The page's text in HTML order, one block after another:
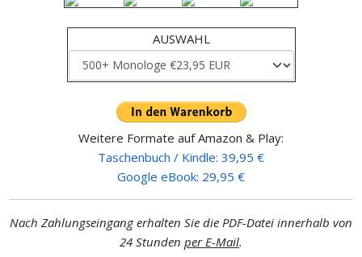
AUSWAHL
Weitere Formate auf Amazon & Play:
Taschenbuch / Kindle: 39,95 €
Google eBook: 29,95 €
Nach Zahlungseingang erhalten Sie die PDF-Datei innerhalb von
24 Stunden per E-Mail.